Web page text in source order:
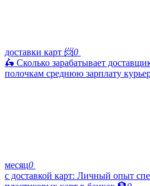
доставки карт 📨0
🛵 Сколько зарабатывает
полочкам среднюю зарплату
месяц0
с доставкой карт: Личный опыт